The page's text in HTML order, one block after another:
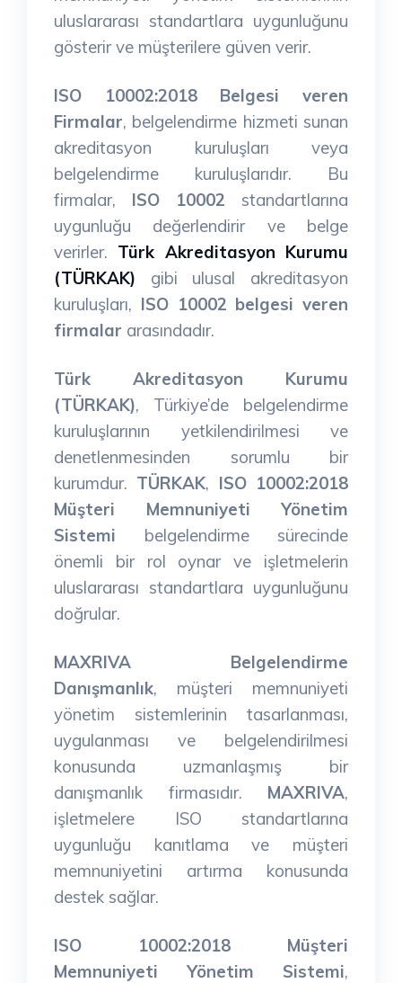
uluslararası standartlara uygunluğunu
gösterir ve müşterilere güven verir.
ISO 10002:2018 Belgesi veren
Firmalar, belgelendirme hizmeti sunan
akreditasyon kuruluşları veya
belgelendirme kuruluşlarıdır. Bu
firmalar, ISO 10002 standartlarına
uygunluğu değerlendirir ve belge
verirler. Türk Akreditasyon Kurumu
(TÜRKAK) gibi ulusal akreditasyon
kuruluşları, ISO 10002 belgesi veren
firmalar arasındadır.
Türk Akreditasyon Kurumu
(TÜRKAK), Türkiye’de belgelendirme
kuruluşlarının yetkilendirilmesi ve
denetlenmesinden sorumlu bir
kurumdur. TÜRKAK, ISO 10002:2018
Müşteri Memnuniyeti Yönetim
Sistemi belgelendirme sürecinde
önemli bir rol oynar ve işletmelerin
uluslararası standartlara uygunluğunu
doğrular.
MAXRIVA Belgelendirme
Danışmanlık, müşteri memnuniyeti
yönetim sistemlerinin tasarlanması,
uygulanması ve belgelendirilmesi
konusunda uzmanlaşmış bir
danışmanlık firmasıdır. MAXRIVA,
işletmelere ISO standartlarına
uygunluğu kanıtlama ve müşteri
memnuniyetini artırma konusunda
destek sağlar.
ISO 10002:2018 Müşteri
Memnuniyeti Yönetim Sistemi,